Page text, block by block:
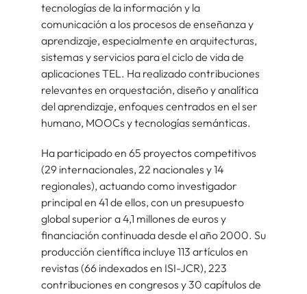
tecnologías de la información y la
comunicación a los procesos de enseñanza y
aprendizaje, especialmente en arquitecturas,
sistemas y servicios para el ciclo de vida de
aplicaciones TEL. Ha realizado contribuciones
relevantes en orquestación, diseño y analítica
del aprendizaje, enfoques centrados en el ser
humano, MOOCs y tecnologías semánticas.
Ha participado en 65 proyectos competitivos
(29 internacionales, 22 nacionales y 14
regionales), actuando como investigador
principal en 41 de ellos, con un presupuesto
global superior a 4,1 millones de euros y
financiación continuada desde el año 2000. Su
producción científica incluye 113 artículos en
revistas (66 indexados en ISI-JCR), 223
contribuciones en congresos y 30 capítulos de